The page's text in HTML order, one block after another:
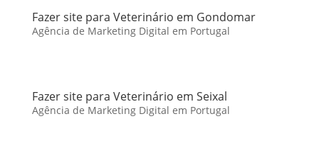
Fazer site para Veterinário em Gondomar
Agência de Marketing Digital em Portugal
Fazer site para Veterinário em Seixal
Agência de Marketing Digital em Portugal